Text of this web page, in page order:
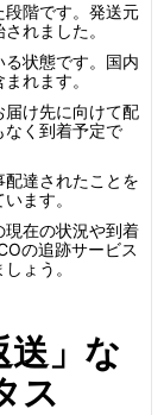
段階です。発送元
れました。
状態です。国内
れます。
届け先に向けて配
なく到着予定で
達されたことを
ます。
現在の状況や到着
の追跡サービス
ょう。
送」な
ス